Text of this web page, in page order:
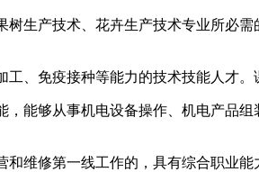
生产技术、花卉生产技术专业所必
、免疫接种等能力的技术技能人才
能够从事机电设备操作、机电产品
维修第一线工作的，具有综合职业